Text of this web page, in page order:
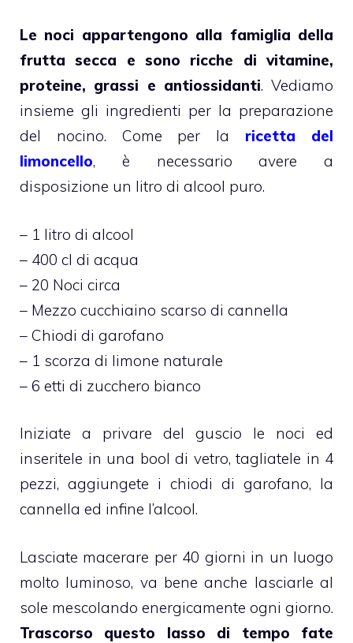
Le noci appartengono alla famiglia della
frutta secca e sono ricche di vitamine,
proteine, grassi e antiossidanti. Vediamo
insieme gli ingredienti per la preparazione
del nocino. Come per la ricetta del
limoncello, è necessario avere a
disposizione un litro di alcool puro.
– 1 litro di alcool
– 400 cl di acqua
– 20 Noci circa
– Mezzo cucchiaino scarso di cannella
– Chiodi di garofano
– 1 scorza di limone naturale
– 6 etti di zucchero bianco
Iniziate a privare del guscio le noci ed
inseritele in una bool di vetro, tagliatele in 4
pezzi, aggiungete i chiodi di garofano, la
cannella ed infine l’alcool.
Lasciate macerare per 40 giorni in un luogo
molto luminoso, va bene anche lasciarle al
sole mescolando energicamente ogni giorno.
Trascorso questo lasso di tempo fate